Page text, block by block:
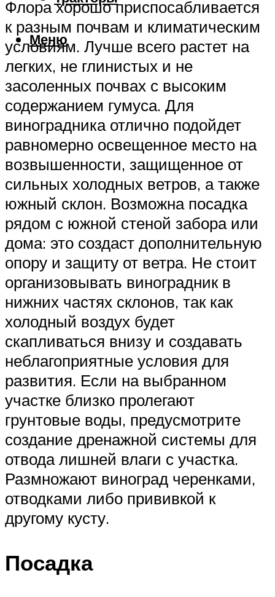
Меню
Флора хорошо приспосабливается
к разным почвам и климатическим
условиям. Лучше всего растет на
легких, не глинистых и не
засоленных почвах с высоким
содержанием гумуса. Для
виноградника отлично подойдет
равномерно освещенное место на
возвышенности, защищенное от
сильных холодных ветров, а также
южный склон. Возможна посадка
рядом с южной стеной забора или
дома: это создаст дополнительную
опору и защиту от ветра. Не стоит
организовывать виноградник в
нижних частях склонов, так как
холодный воздух будет
скапливаться внизу и создавать
неблагоприятные условия для
развития. Если на выбранном
участке близко пролегают
грунтовые воды, предусмотрите
создание дренажной системы для
отвода лишней влаги с участка.
Размножают виноград черенками,
отводками либо прививкой к
другому кусту.
Посадка